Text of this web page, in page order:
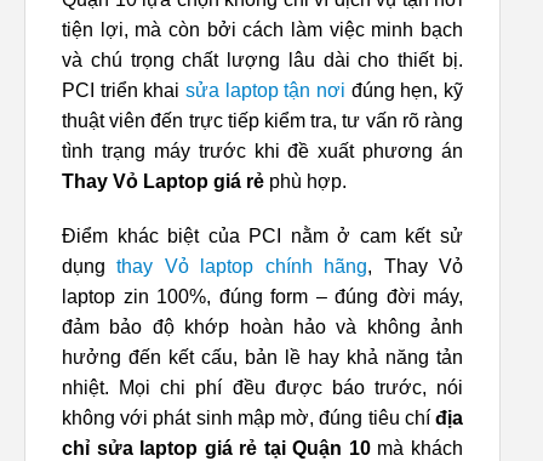
tiện lợi, mà còn bởi cách làm việc minh bạch
và chú trọng chất lượng lâu dài cho thiết bị.
PCI triển khai sửa laptop tận nơi đúng hẹn, kỹ
thuật viên đến trực tiếp kiểm tra, tư vấn rõ ràng
tình trạng máy trước khi đề xuất phương án
Thay Vỏ Laptop giá rẻ phù hợp.
Điểm khác biệt của PCI nằm ở cam kết sử
dụngthay Vỏ laptop chính hãng, Thay Vỏ
laptop zin 100%, đúng form – đúng đời máy,
đảm bảo độ khớp hoàn hảo và không ảnh
hưởng đến kết cấu, bản lề hay khả năng tản
nhiệt. Mọi chi phí đều được báo trước, nói
không với phát sinh mập mờ, đúng tiêu chí địa
chỉ sửa laptop giá rẻ tại Quận 10mà khách